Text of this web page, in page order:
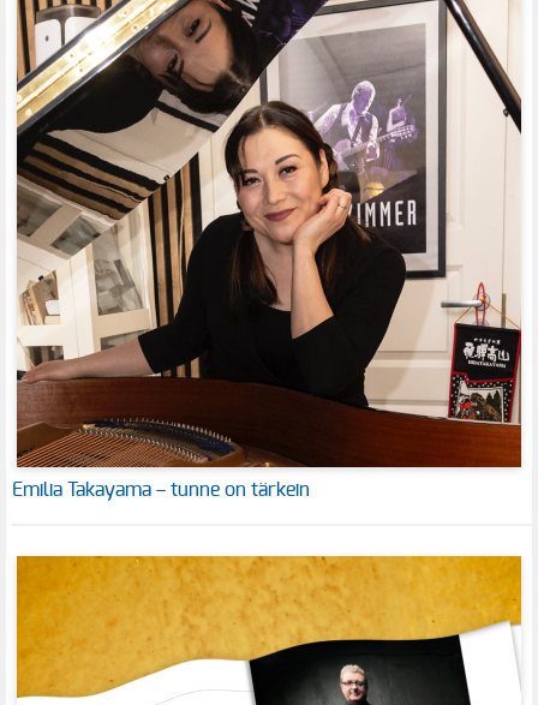
Emilia Takayama – tunne on tärkein